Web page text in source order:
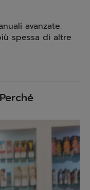
avanzate.
spessa di altre